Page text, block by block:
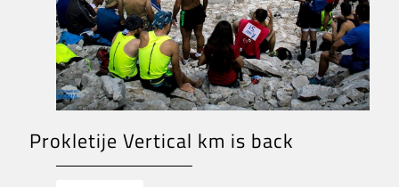
Prokletije Vertical km is back